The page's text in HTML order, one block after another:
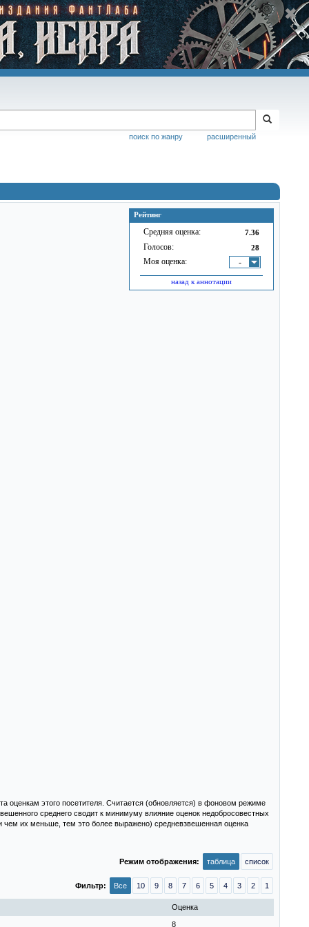
расширенный
поиск по жанру
Рейтинг
Средняя оценка: 7.36
Голосов: 28
Моя оценка: -
назад к аннотации
оценкам этого посетителя. Считается (обновляется) в фоновом режиме
среднего сводит к минимуму влияние оценок недобросовестных
чем их меньше, тем это более выражено) средневзвешенная оценка
Режим отображения: таблица список
Все 10 9 8 7 6 5 4 3 2 1
Фильтр:
Оценка
8